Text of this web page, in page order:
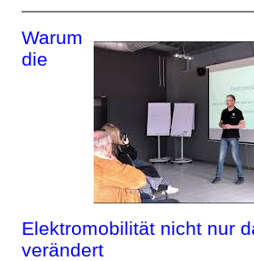
Warum
die
Elektromobilität nicht nur
verändert